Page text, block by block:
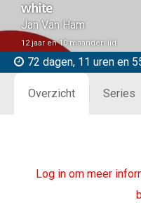
white
Jan Van Ham
12 jaar en 10 maanden lid
72 dagen, 11 uren en
Overzicht Series
Log in om meer